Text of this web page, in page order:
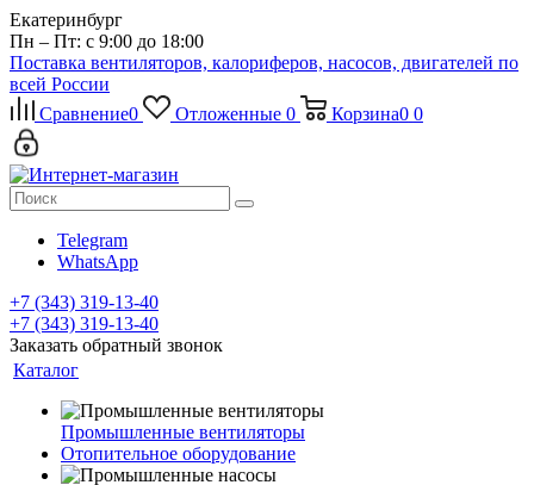
Екатеринбург
Пн – Пт: с 9:00 до 18:00
Поставка вентиляторов, калориферов, насосов, двигателей по
всей России
Сравнение0 Отложенные 0 Корзина0 0
Telegram
WhatsApp
+7 (343) 319-13-40
+7 (343) 319-13-40
Заказать обратный звонок
Каталог
Промышленные вентиляторы
Отопительное оборудование